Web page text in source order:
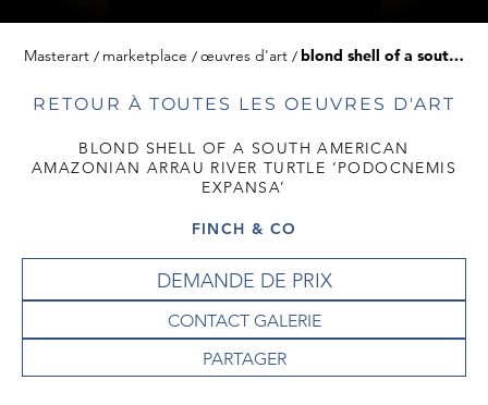
Masterart marketplace œuvres d'art blond shell of a south american amazonian arrau river turtle ‘podocnemis expansa’
RETOUR À TOUTES LES OEUVRES D'ART
BLOND SHELL OF A SOUTH AMERICAN
AMAZONIAN ARRAU RIVER TURTLE ‘PODOCNEMIS
EXPANSA’
FINCH & CO
DEMANDE DE PRIX
CONTACT GALERIE